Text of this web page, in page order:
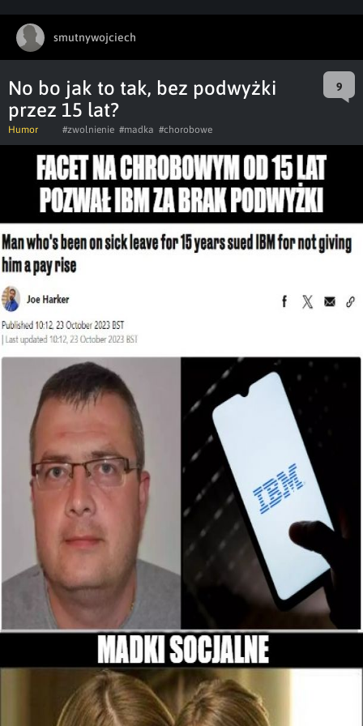
smutnywojciech
No bo jak to tak, bez podwyżki
przez 15 lat?
9
Humor #zwolnienie #madka #chorobowe